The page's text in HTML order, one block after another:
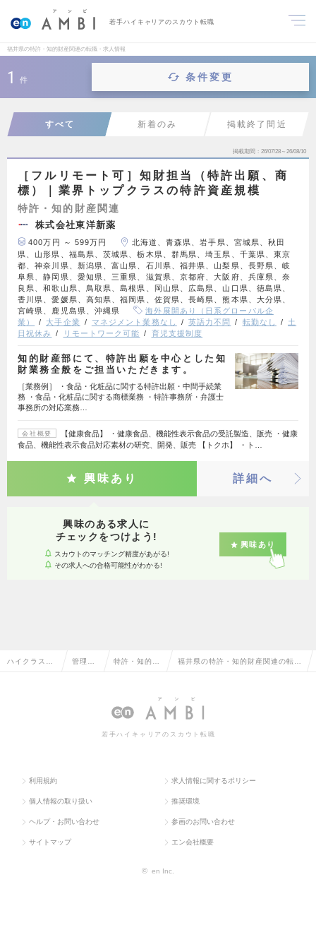
若手ハイキャリアのスカウト転職
福井県の特許・知的財産関連の転職・求人情報
1 件 条件変更
すべて 新着のみ 掲載終了間近
掲載期間 26/07/28～26/08/10
［フルリモート可］知財担当（特許出願、商
標）｜業界トップクラスの特許資産規模
特許・知的財産関連
株式会社東洋新薬
400万円 ～ 599万円
北海道、青森県、岩手県、宮城県、秋田
県、山形県、福島県、茨城県、栃木県、群馬県、埼玉県、千葉県、東京
都、神奈川県、新潟県、富山県、石川県、福井県、山梨県、長野県、岐
阜県、静岡県、愛知県、三重県、滋賀県、京都府、大阪府、兵庫県、奈
良県、和歌山県、鳥取県、島根県、岡山県、広島県、山口県、徳島県、
香川県、愛媛県、高知県、福岡県、佐賀県、長崎県、熊本県、大分県、
宮崎県、鹿児島県、沖縄県
海外展開あり（日系グローバル企
業）
大手企業 マネジメント業務なし 英語力不問 転勤なし
土
日祝休み
リモートワーク可能 育児支援制度
知的財産部にて、特許出願を中心とした知
財業務全般をご担当いただきます。
［業務例］ ・食品・化粧品に関する特許出願・中間手続業
務 ・食品・化粧品に関する商標業務 ・特許事務所・弁護士
事務所の対応業務…
会社概要
【健康食品】 ・健康食品、機能性表示食品の受託製造、販売 ・健康
食品、機能性表示食品対応素材の研究、開発、販売 【トクホ】 ・ト…
興味あり 詳細へ
興味のある求人に
チェックをつけよう!
スカウトのマッチング精度があがる!
その求人への合格可能性がわかる!
興味あり
ハイクラス求 管理部 特許・知的財 福井県の特許・知的財産関連の転
若手ハイキャリアのスカウト転職
利用規約 求人情報に関するポリシー
個人情報の取り扱い 推奨環境
ヘルプ・お問い合わせ 参画のお問い合わせ
サイトマップ エン会社概要
© en Inc.